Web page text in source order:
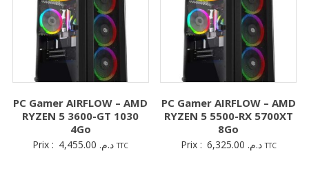
PC Gamer AIRFLOW – AMD
RYZEN 5 3600-GT 1030
4Go
Prix : د.م. TTC
PC Gamer AIRFLOW – AMD
RYZEN 5 5500-RX 5700XT
8Go
Prix : د.م. TTC